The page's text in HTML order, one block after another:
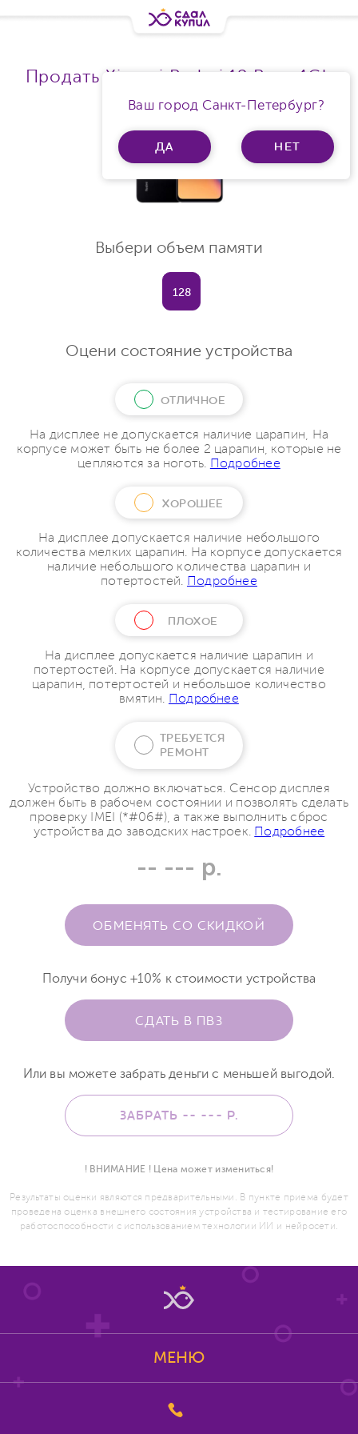
Ваш город Санкт-Петербург?
ДА НЕТ
Продать Xiaomi Redmi 12 Ram 4Gb
Выбери объем памяти
128
Оцени состояние устройства
ОТЛИЧНОЕ
На дисплее не допускается наличие царапин, На
корпусе может быть не более 2 царапин, которые не
цепляются за ноготь. Подробнее
ХОРОШЕЕ
На дисплее допускается наличие небольшого
количества мелких царапин. На корпусе допускается
наличие небольшого количества царапин и
потертостей. Подробнее
ПЛОХОЕ
На дисплее допускается наличие царапин и
потертостей. На корпусе допускается наличие
царапин, потертостей и небольшое количество
вмятин. Подробнее
ТРЕБУЕТСЯ
РЕМОНТ
Устройство должно включаться. Сенсор дисплея
должен быть в рабочем состоянии и позволять сделать
проверку IMEI (*#06#), а также выполнить сброс
устройства до заводских настроек. Подробнее
-- --- р.
ОБМЕНЯТЬ СО СКИДКОЙ
Получи бонус +10% к стоимости устройства
СДАТЬ В ПВЗ
Или вы можете забрать деньги с меньшей выгодой.
ЗАБРАТЬ -- --- Р.
! ВНИМАНИЕ ! Цена может измениться!
Результаты оценки являются предварительными. В пункте приема будет
проведена оценка внешнего состояния устройства и тестирование его
работоспособности с использованием технологии ИИ и нейросети.
МЕНЮ